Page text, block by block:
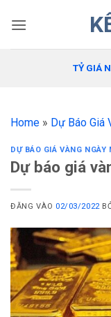
qua
TỶ GIÁ
Home » Dự Báo Giá
DỰ BÁO GIÁ VÀNG NGÀY
Dự báo giá
ĐĂNG VÀO 02/03/2022